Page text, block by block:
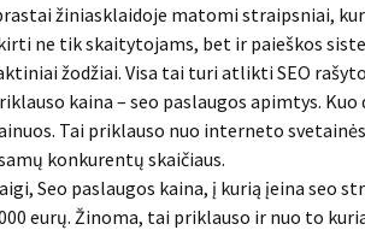
žiniasklaidoje matomi straipsniai,
ne tik skaitytojams, bet ir paieškos
žodžiai. Visa tai turi atlikti SEO
kaina – seo paslaugos apimtys.
Tai priklauso nuo interneto
konkurentų skaičiaus.
Seo paslaugos kaina, į kurią įeina seo
eurų. Žinoma, tai priklauso ir nuo to